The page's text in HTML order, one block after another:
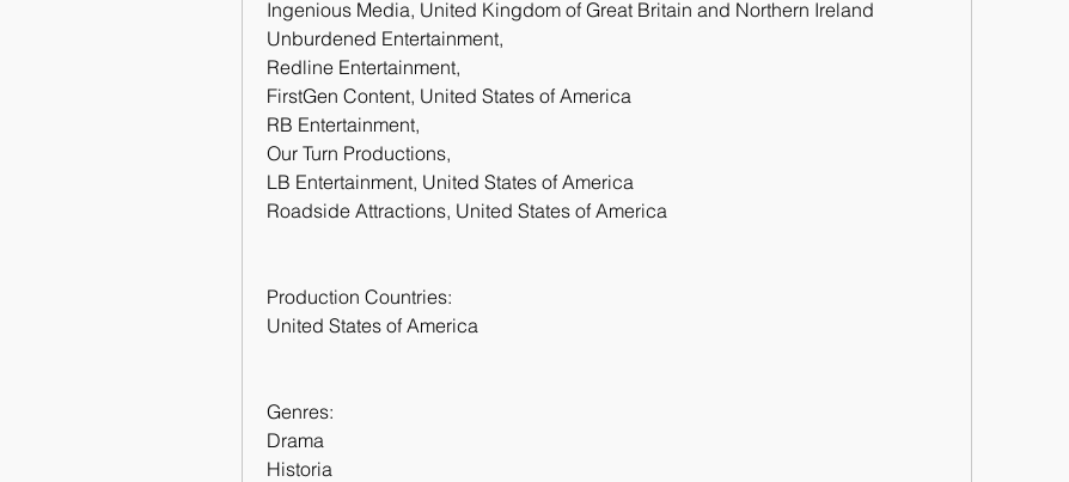
Ingenious Media, United Kingdom of Great Britain and Northern Ireland
Unburdened Entertainment,
Redline Entertainment,
FirstGen Content, United States of America
RB Entertainment,
Our Turn Productions,
LB Entertainment, United States of America
Roadside Attractions, United States of America
Production Countries:
United States of America
Genres:
Drama
Historia